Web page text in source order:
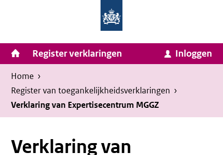
inhoud
van
Zaken
en
Koninkrijksrelaties
Homepage
van
Invulassistent
Toegankelijkheidsverklaring
Toegankelijkheidsverklaring
Hoofdnavigatie
Register verklaringen Inloggen
Kruimelpad
U
bevindt
zich
hier:
Home ›
Register van toegankelijkheids­verklaringen ›
Verklaring van Expertisecentrum MGGZ
Verklaring van